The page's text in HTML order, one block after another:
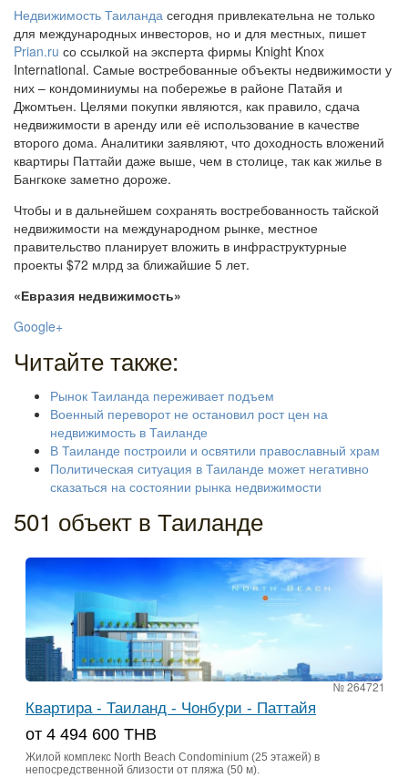
Недвижимость Таиланда сегодня привлекательна не только
для международных инвесторов, но и для местных, пишет
Prian.ru со ссылкой на эксперта фирмы Knight Knox
International. Самые востребованные объекты недвижимости у
них – кондоминиумы на побережье в районе Патайя и
Джомтьен. Целями покупки являются, как правило, сдача
недвижимости в аренду или её использование в качестве
второго дома. Аналитики заявляют, что доходность вложений
квартиры Паттайи даже выше, чем в столице, так как жилье в
Бангкоке заметно дороже.
Чтобы и в дальнейшем сохранять востребованность тайской
недвижимости на международном рынке, местное
правительство планирует вложить в инфраструктурные
проекты $72 млрд за ближайшие 5 лет.
«Евразия недвижимость»
Google+
Читайте также:
Рынок Таиланда переживает подъем
Военный переворот не остановил рост цен на
недвижимость в Таиланде
В Таиланде построили и освятили православный храм
Политическая ситуация в Таиланде может негативно
сказаться на состоянии рынка недвижимости
501 объект в Таиланде
№ 264721
Квартира - Таиланд - Чонбури - Паттайя
от 4 494 600 THB
Жилой комплекс North Beach Condominium (25 этажей) в
непосредственной близости от пляжа (50 м).